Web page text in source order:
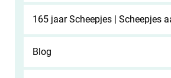
165 jaar Scheepjes | Scheepjes
Blog